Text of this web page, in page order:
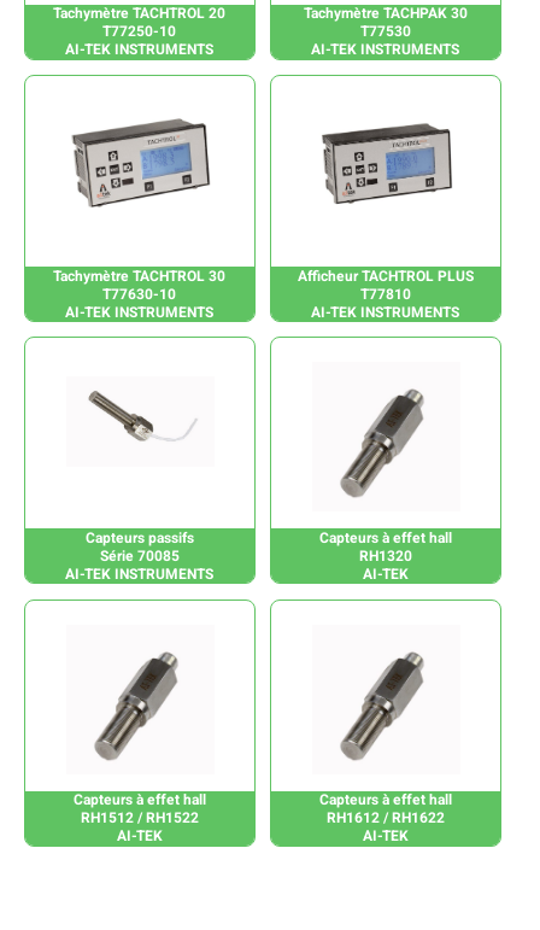
Tachymètre TACHTROL 20
T77250-10
AI-TEK INSTRUMENTS
Tachymètre TACHPAK 30
T77530
AI-TEK INSTRUMENTS
Tachymètre TACHTROL 30
T77630-10
AI-TEK INSTRUMENTS
Afficheur TACHTROL PLUS
T77810
AI-TEK INSTRUMENTS
Capteurs passifs
Série 70085
AI-TEK INSTRUMENTS
Capteurs à effet hall
RH1320
AI-TEK
Capteurs à effet hall
RH1512 / RH1522
AI-TEK
Capteurs à effet hall
RH1612 / RH1622
AI-TEK